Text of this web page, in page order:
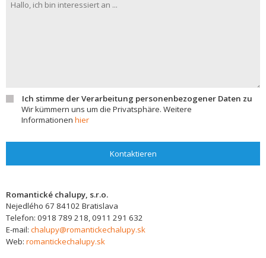
Ich stimme der Verarbeitung personenbezogener Daten zu
Wir kümmern uns um die Privatsphäre. Weitere
Informationen hier
Kontaktieren
Romantické chalupy, s.r.o.
Nejedlého 67 84102 Bratislava
Telefon: 0918 789 218, 0911 291 632
E-mail: chalupy@romantickechalupy.sk
Web: romantickechalupy.sk